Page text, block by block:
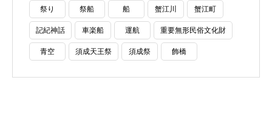
祭り 祭船 船 蟹江川 蟹江町
記紀神話 車楽船 運航 重要無形民俗文化財
青空 須成天王祭 須成祭 飾橋